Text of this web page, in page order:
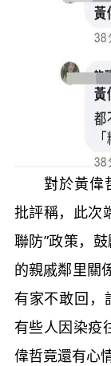
對於黃偉哲
批評稱，此次
聯防”政策，
的親戚鄰里關
有家不敢回，
有些人因染疫
偉哲竟還有心